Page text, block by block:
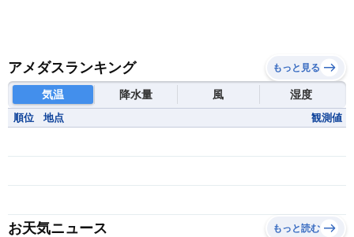
アメダスランキング もっと見る
気温 降水量 風 湿度
順位 地点 観測値
お天気ニュース もっと読む